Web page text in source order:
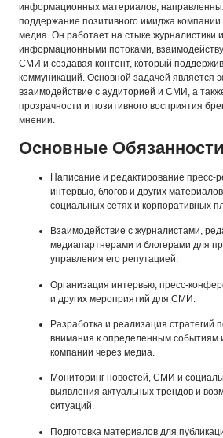
информационных материалов,
поддержание позитивного имиджа компании
медиа. Он работает на стыке журналистики
информационными потоками,
СМИ и создавая контент, который
коммуникаций. Основной задачей является
взаимодействие с аудиторией и СМИ, а
прозрачности и позитивного восприятия
мнении.
Основные Обязанности
Написание и редактирование пресс-
интервью, блогов и других
социальных сетях и корпоративных
Взаимодействие с журналистами,
медиапартнерами и блогерами для
управления его репутацией.
Организация интервью, пресс-
и других мероприятий для СМИ.
Разработка и реализация стратегий
внимания к определенным событиям
компании через медиа.
Мониторинг новостей, СМИ и
выявления актуальных трендов и
ситуаций.
Подготовка материалов для